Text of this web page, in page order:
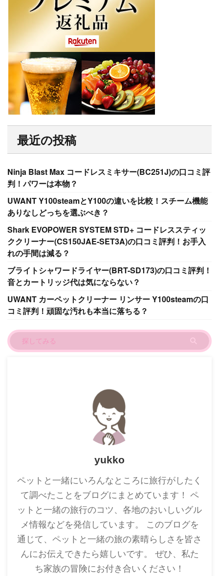
最近の投稿
Ninja Blast Max コードレスミキサー(BC251J)の口コミ評
判！パワーは本物？
UWANT Y100steamとY100の違いを比較！スチーム機能
ありなしどっちを選ぶべき？
Shark EVOPOWER SYSTEM STD+ コードレススティッ
ククリーナー(CS150JAE-SET3A)の口コミ評判！お手入
れの手間は減る？
ブライトシャワードライヤー(BRT-SD173)の口コミ評判！
音とカートリッジ代は気にならない？
UWANT カーペットクリーナー リンサー Y100steamの口
コミ評判！頑固な汚れも本当に落ちる？
yukko
ペットと一緒にいろんなところに旅行がしたく
て調べたことをブログにまとめています！ ペ
ットと一緒の旅行のコツ、各地のおいしいグル
メ情報などを発信しています。 このブログを
通じて、ペットと一緒の旅の素晴らしさを皆さ
んにお伝えできたら嬉しいです。 ぜひ、私た
ち家族の冒険にお付き合いください！